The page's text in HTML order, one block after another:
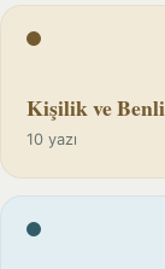
Kişilik ve
10 yazı